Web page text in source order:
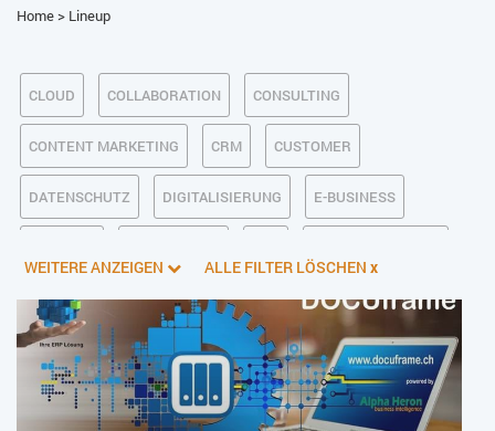
Home> Lineup
CLOUD COLLABORATION CONSULTING
CONTENT MARKETING CRM CUSTOMER
DATENSCHUTZ DIGITALISIERUNG E-BUSINESS
INDUSTRIE 4.0 KI IM ERP KÜNSTLICHE INTELLIGENZ
LOGISTIK MANAGEMENT & FÜHRUNG MARKETING
ONLINE-MARKETING PIM PROJEKTMANAGEMENT
WEITERE ANZEIGEN ALLE FILTER LÖSCHEN x